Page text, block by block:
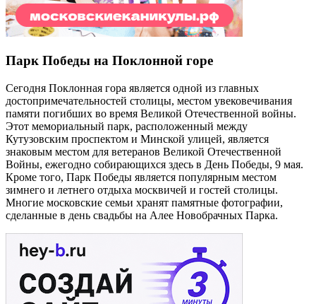
Парк Победы на Поклонной горе
Сегодня Поклонная гора является одной из главных
достопримечательностей столицы, местом увековечивания
памяти погибших во время Великой Отечественной войны.
Этот мемориальный парк, расположенный между
Кутузовским проспектом и Минской улицей, является
знаковым местом для ветеранов Великой Отечественной
Войны, ежегодно собирающихся здесь в День Победы, 9 мая.
Кроме того, Парк Победы является популярным местом
зимнего и летнего отдыха москвичей и гостей столицы.
Многие московские семьи хранят памятные фотографии,
сделанные в день свадьбы на Алее Новобрачных Парка.